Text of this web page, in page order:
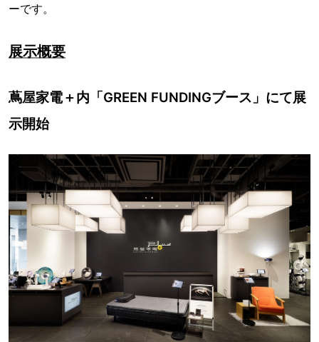
ーです。
展示概要
蔦屋家電＋内「GREEN FUNDINGブース」にて展
示開始